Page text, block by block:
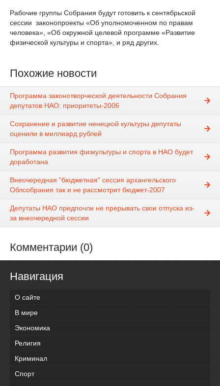
Рабочие группы Собрания будут готовить к сентябрьской
сессии законопроекты «Об уполномоченном по правам
человека», «Об окружной целевой программе «Развитие
физической культуры и спорта», и ряд других.
Похожие новости
Программа законотворческой деятельности Собрания
депутатов НАО: приоритеты-2006
Сохранение и развитие ненецкой культуры депутаты
оценили в миллиард рублей
Программа развития физкультуры и спорта в НАО будет
доработана
Внеочередная "бюджетная" сессия архангельского
Облсобрания так и не рассмотрит бюджет-2007
Депутаты НАО предпочли не прерывать свои отпуска из-
за внеочередной сессии
Комментарии (0)
Навигация
О сайте
В мире
Экономика
Религия
Криминал
Спорт